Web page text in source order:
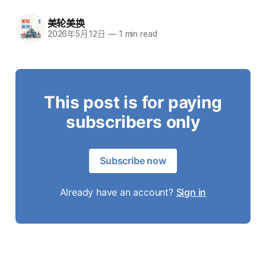
美轮美换
2026年5月12日 —1 min read
This post is for paying
subscribers only
Subscribe now
Already have an account? Sign in